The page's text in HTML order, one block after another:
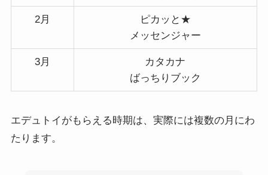
2月
ピカッと★
メッセンジャー
3月
カタカナ
ばっちりブック
エデュトイがもらえる時期は、実際には複数の月にわ
たります。